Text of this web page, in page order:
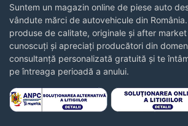
Suntem un magazin online de piese auto
vândute mărci de autovehicule din
produse de calitate, originale și after
cunoscuți și apreciați producători din
consultanță personalizată gratuită și te
pe întreaga perioadă a anului.